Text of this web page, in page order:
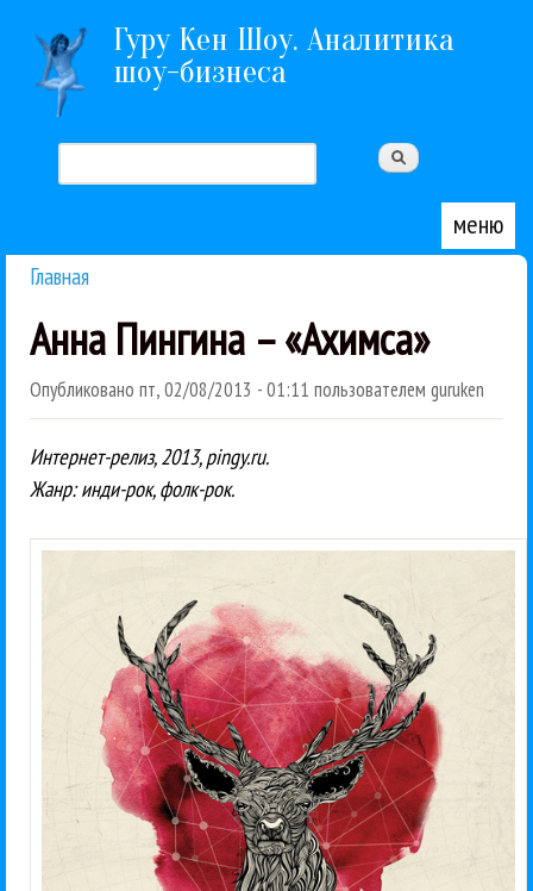
Перейти к основному содержанию
Гуру Кен Шоу. Аналитика
шоу-бизнеса
Форма поиска
меню
Главная
Анна Пингина – «Ахимса»
Опубликовано пт, 02/08/2013 - 01:11 пользователем guruken
Интернет-релиз, 2013, pingy.ru.
Жанр: инди-рок, фолк-рок.